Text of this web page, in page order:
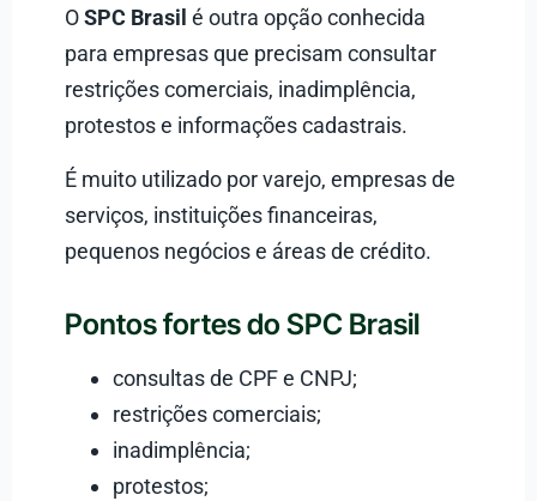
OSPC Brasil é outra opção conhecida
para empresas que precisam consultar
restrições comerciais, inadimplência,
protestos e informações cadastrais.
É muito utilizado por varejo, empresas de
serviços, instituições financeiras,
pequenos negócios e áreas de crédito.
Pontos fortes do SPC Brasil
consultas de CPF e CNPJ;
restrições comerciais;
inadimplência;
protestos;